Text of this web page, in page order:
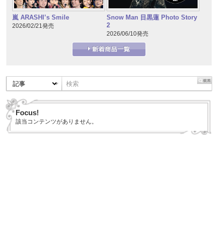
嵐 ARASHI’s Smile
2026/02/21発売
Snow Man 目黒蓮 Photo Story
2
2026/06/10発売
Focus!
該当コンテンツがありません。